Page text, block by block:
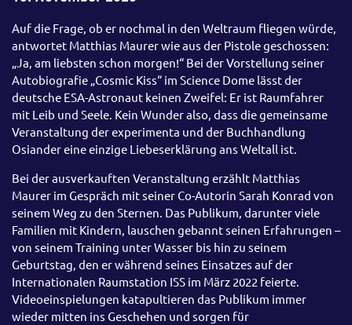
Auf die Frage, ob er nochmal in den Weltraum fliegen würde,
antwortet Matthias Maurer wie aus der Pistole geschossen:
„Ja, am liebsten schon morgen!“ Bei der Vorstellung seiner
Autobiografie „Cosmic Kiss“ im Science Dome lässt der
deutsche ESA-Astronaut keinen Zweifel: Er ist Raumfahrer
mit Leib und Seele. Kein Wunder also, dass die gemeinsame
Veranstaltung der experimenta und der Buchhandlung
Osiander eine einzige Liebeserklärung ans Weltall ist.
Bei der ausverkauften Veranstaltung erzählt Matthias
Maurer im Gespräch mit seiner Co-Autorin Sarah Konrad von
seinem Weg zu den Sternen. Das Publikum, darunter viele
Familien mit Kindern, lauschen gebannt seinen Erfahrungen –
von seinem Training unter Wasser bis hin zu seinem
Geburtstag, den er während seines Einsatzes auf der
Internationalen Raumstation ISS im März 2022 feierte.
Videoeinspielungen katapultieren das Publikum immer
wieder mitten ins Geschehen und sorgen für